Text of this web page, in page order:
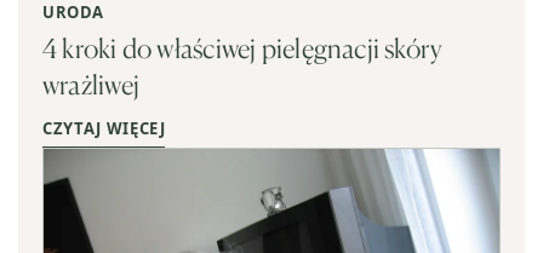
URODA
4 kroki do właściwej pielęgnacji skóry
wrażliwej
CZYTAJ WIĘCEJ